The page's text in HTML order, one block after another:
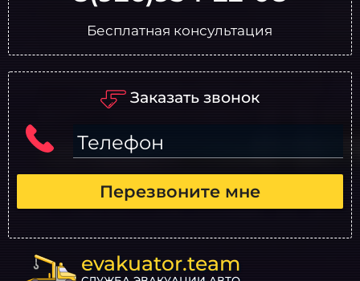
Бесплатная консультация
Заказать звонок
Телефон
Перезвоните мне
evakuator.team